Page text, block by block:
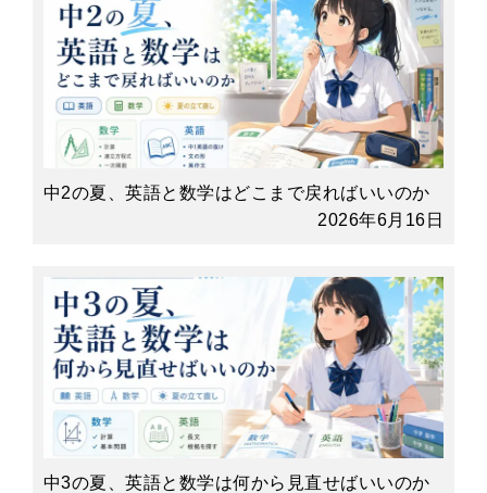
中2の夏、英語と数学はどこまで戻ればいいのか
2026年6月16日
中3の夏、英語と数学は何から見直せばいいのか